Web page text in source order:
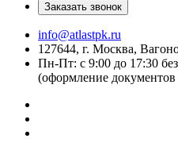
Заказать звонок
info@atlastpk.ru
127644, г. Москва,
Пн-Пт: с 9:00 до 17:30
(оформление документов